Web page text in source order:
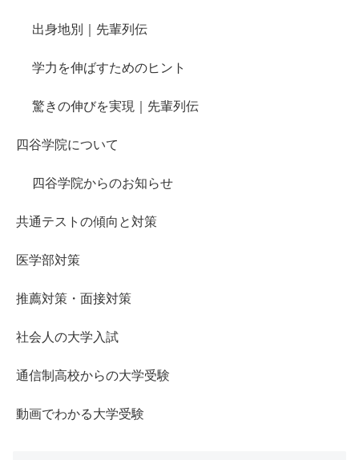
出身地別｜先輩列伝
学力を伸ばすためのヒント
驚きの伸びを実現｜先輩列伝
四谷学院について
四谷学院からのお知らせ
共通テストの傾向と対策
医学部対策
推薦対策・面接対策
社会人の大学入試
通信制高校からの大学受験
動画でわかる大学受験